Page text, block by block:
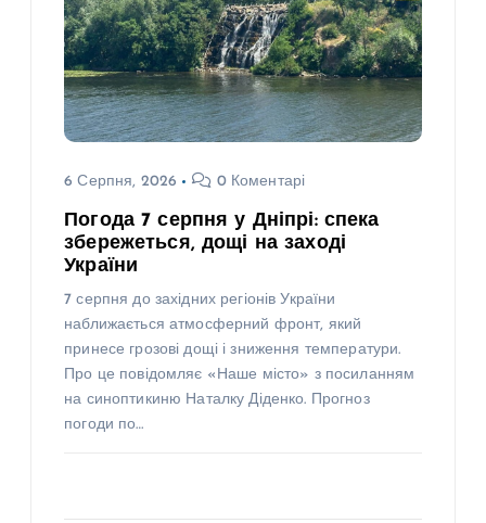
6 Серпня, 2026 0 Коментарі
Погода 7 серпня у Дніпрі: спека
збережеться, дощі на заході
України
7 серпня до західних регіонів України
наближається атмосферний фронт, який
принесе грозові дощі і зниження температури.
Про це повідомляє «Наше місто» з посиланням
на синоптикиню Наталку Діденко. Прогноз
погоди по…